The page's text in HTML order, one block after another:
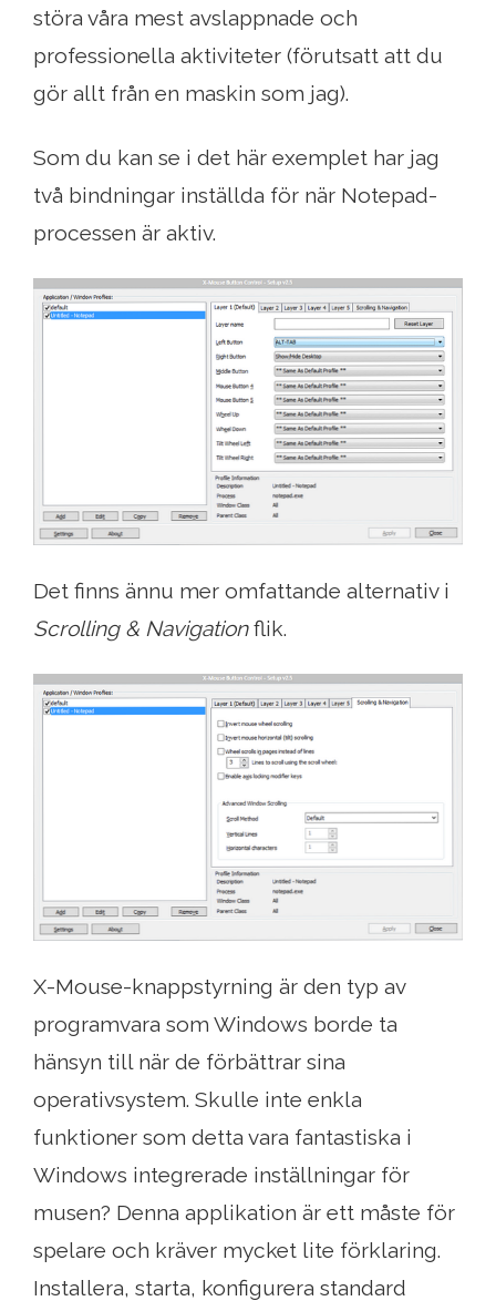
störa våra mest avslappnade och
professionella aktiviteter (förutsatt att du
gör allt från en maskin som jag).
Som du kan se i det här exemplet har jag
två bindningar inställda för när Notepad-
processen är aktiv.
Det finns ännu mer omfattande alternativ i
Scrolling & Navigationflik.
X-Mouse-knappstyrning är den typ av
programvara som Windows borde ta
hänsyn till när de förbättrar sina
operativsystem. Skulle inte enkla
funktioner som detta vara fantastiska i
Windows integrerade inställningar för
musen? Denna applikation är ett måste för
spelare och kräver mycket lite förklaring.
Installera, starta, konfigurera standard